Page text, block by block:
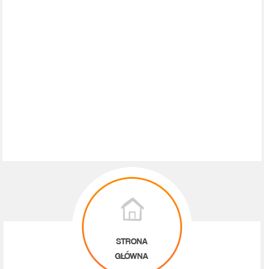
STRONA
GŁÓWNA